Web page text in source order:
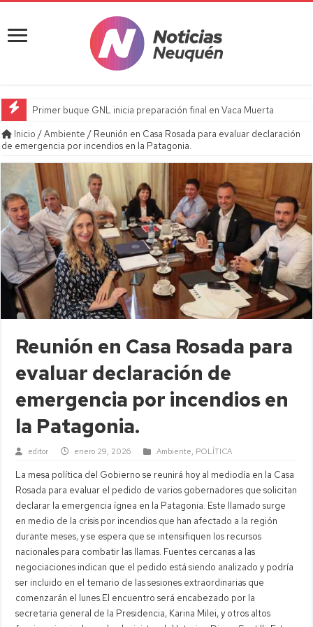
Primer buque GNL inicia preparación final en Vaca Muerta
Inicio /Ambiente / Reunión en Casa Rosada para evaluar declaración
de emergencia por incendios en la Patagonia.
Reunión en Casa Rosada para
evaluar declaración de
emergencia por incendios en
la Patagonia.
editor enero 29, 2026 Ambiente POLÍTICA
La mesa política del Gobierno se reunirá hoy al mediodía en la Casa
Rosada para evaluar el pedido de varios gobernadores que solicitan
declarar la emergencia ígnea en la Patagonia. Este llamado surge
en medio de la crisis por incendios que han afectado a la región
durante meses, y se espera que se intensifiquen los recursos
nacionales para combatir las llamas. Fuentes cercanas a las
negociaciones indican que el pedido está siendo analizado y podría
ser incluido en el temario de las sesiones extraordinarias que
comenzarán el lunes.El encuentro será encabezado por la
secretaria general de la Presidencia, Karina Milei, y otros altos